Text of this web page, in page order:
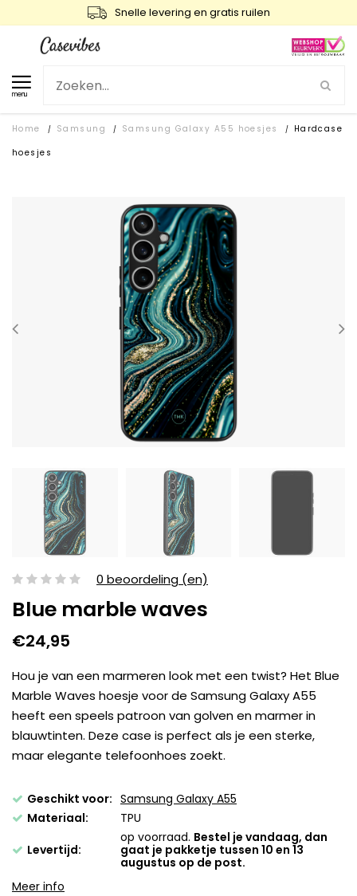
Snelle levering en gratis ruilen
menu
Home / Samsung / Samsung Galaxy A55 hoesjes /
Hardcase
hoesjes
0 beoordeling (en)
Blue marble waves
€24,95
Hou je van een marmeren look met een twist? Het Blue
Marble Waves hoesje voor de Samsung Galaxy A55
heeft een speels patroon van golven en marmer in
blauwtinten. Deze case is perfect als je een sterke,
maar elegante telefoonhoes zoekt.
Geschikt voor: Samsung Galaxy A55
Materiaal:
TPU
Levertijd:
op voorraad. Bestel je vandaag, dan
gaat je pakketje tussen 10 en 13
augustus op de post.
Meer info